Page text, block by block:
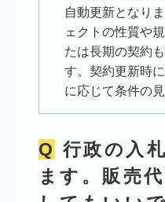
自動更新となり
ェクトの性質や
たは長期の契約
す。契約更新時
に応じて条件の
Q 行政の入
ます。販売